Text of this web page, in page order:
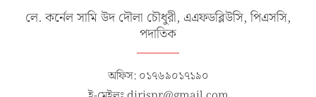
লে. কর্নেল সামি উদ দৌলা চৌধুরী, এএফডব্লিউসি, পিএসসি,
পদাতিক
অফিস: ০১৭৬৯০১৭১৯০